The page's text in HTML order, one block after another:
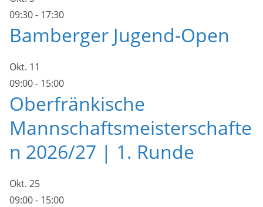
09:30- 17:30
Bamberger Jugend-Open
Okt. 11
09:00- 15:00
Oberfränkische
Mannschaftsmeisterschafte
n 2026/27 | 1. Runde
Okt. 25
09:00- 15:00